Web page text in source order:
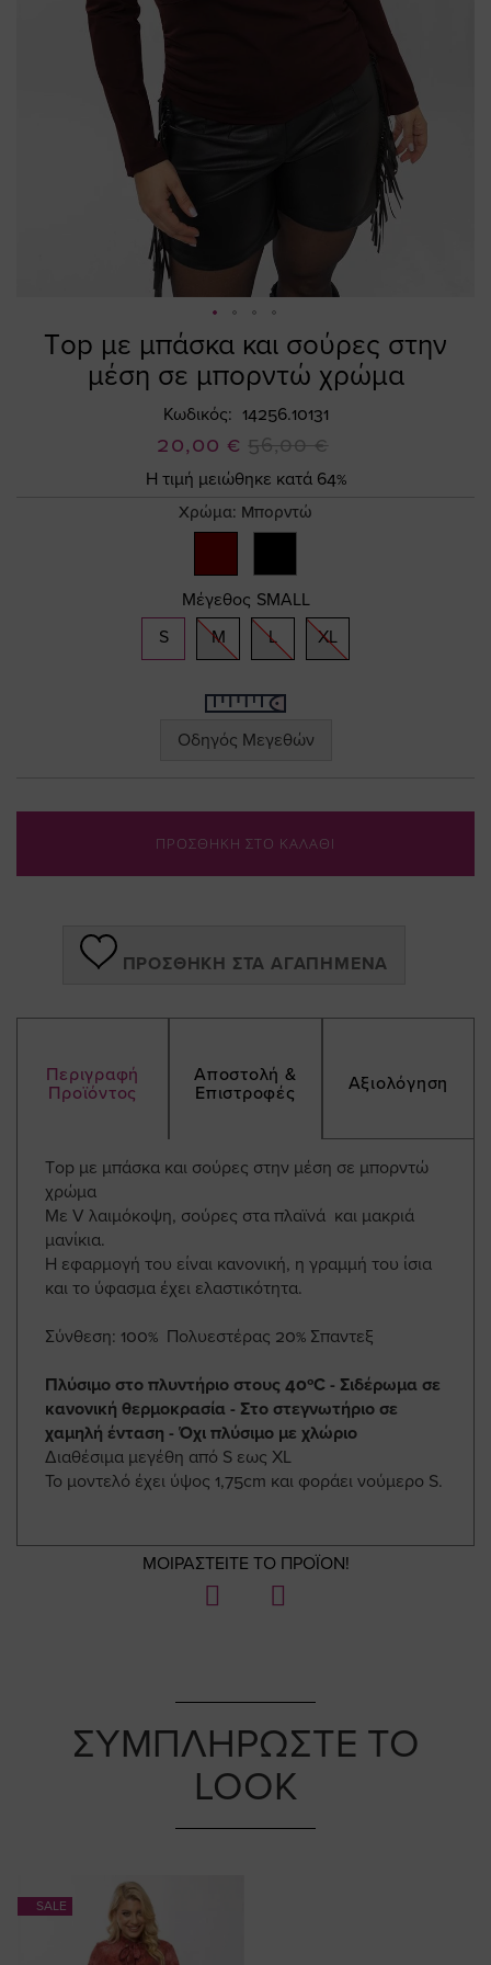
Τop με μπάσκα και σούρες στην
μέση σε μπορντώ χρώμα
Κωδικός 14256.10131
Ειδική
Τιμή
20,00 € 56,00 €
Η τιμή μειώθηκε κατά 64%
Χρώμα: Μπορντώ
Μέγεθος SMALL
S
M L XL
Οδηγός Μεγεθών
ΠΡΟΣΘΗΚΗ ΣΤΟ ΚΑΛΑΘΙ
ΠΡΟΣΘΉΚΗ ΣΤΑ ΑΓΑΠΗΜΈΝΑ
Περιγραφή
Προϊόντος
Αποστολή &
Επιστροφές
Αξιολόγηση
Τop με μπάσκα και σούρες στην μέση σε μπορντώ
χρώμα
Με V λαιμόκοψη, σούρες στα πλαϊνά και μακριά
μανίκια.
Η εφαρμογή του είναι κανονική, η γραμμή του ίσια
και το ύφασμα έχει ελαστικότητα.
Σύνθεση: 100% Πολυεστέρας 20% Σπαντεξ
Πλύσιμο στο πλυντήριο στους 40ºC - Σιδέρωμα σε
κανονική θερμοκρασία - Στο στεγνωτήριο σε
χαμηλή ένταση - Όχι πλύσιμο με χλώριο
Διαθέσιμα μεγέθη από S εως ΧL
Το μοντελό έχει ύψος 1,75cm και φοράει νούμερο S.
ΜΟΙΡΑΣΤΕΙΤΕ ΤΟ ΠΡΟΪΟΝ!
Skip
ΣΥΜΠΛΗΡΩΣΤΕ ΤΟ
LOOK
SALE